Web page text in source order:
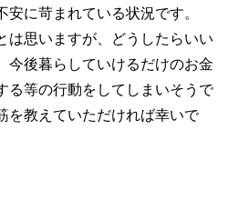
に苛まれている状況です。
は思いますが、どうしたらいい
今後暮らしていけるだけのお金
る等の行動をしてしまいそうで
を教えていただければ幸いで